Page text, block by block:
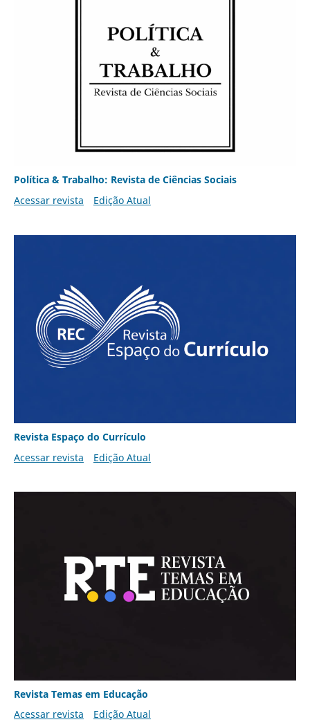
Política & Trabalho: Revista de Ciências Sociais
Acessar revista
Edição Atual
Revista Espaço do Currículo
Acessar revista
Edição Atual
Revista Temas em Educação
Acessar revista
Edição Atual